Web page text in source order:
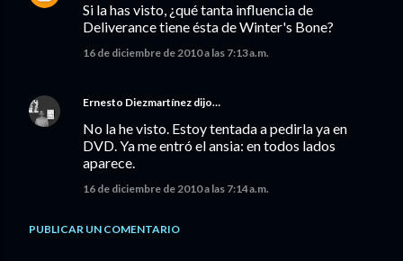
Si la has visto, ¿qué tanta influencia de
Deliverance tiene ésta de Winter's Bone?
16 de diciembre de 2010 a las 7:13 a.m.
Ernesto Diezmartínez dijo…
No la he visto. Estoy tentada a pedirla ya en
DVD. Ya me entró el ansia: en todos lados
aparece.
16 de diciembre de 2010 a las 7:14 a.m.
PUBLICAR UN COMENTARIO